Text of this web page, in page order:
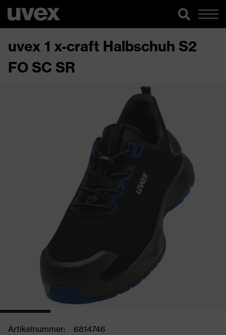
uvex 1 x-craft Halbschuh S2
FO SC SR
Artikelnummer:
6814746